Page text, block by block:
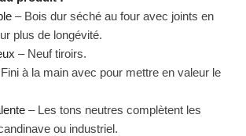
– Bois dur séché au four avec joints en
plus de longévité.
– Neuf tiroirs.
à la main avec pour mettre en valeur le
– Les tons neutres complètent les
ou industriel.